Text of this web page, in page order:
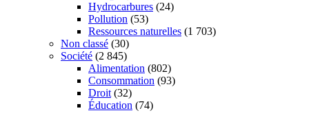
Hydrocarbures (24)
Pollution (53)
Ressources naturelles (1 703)
Non classé (30)
Société (2 845)
Alimentation (802)
Consommation (93)
Droit (32)
Éducation (74)